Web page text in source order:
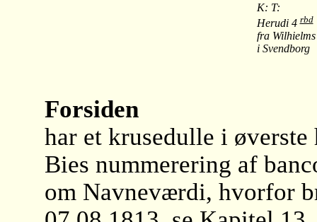
K: T:
Herudi 4rbd
fra
i Svendborg
Forsiden
har et krusedulle i
Bies nummerering af
om Navneværdi, hvorfor